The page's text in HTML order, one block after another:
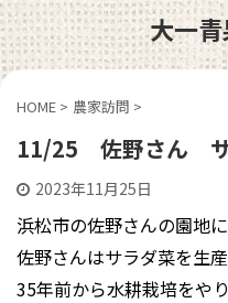
大一
HOME > 農家訪問 >
11/25 佐野さん
2023年11月25日
浜松市の佐野さんの園地
佐野さんはサラダ菜を生
35年前から水耕栽培をや